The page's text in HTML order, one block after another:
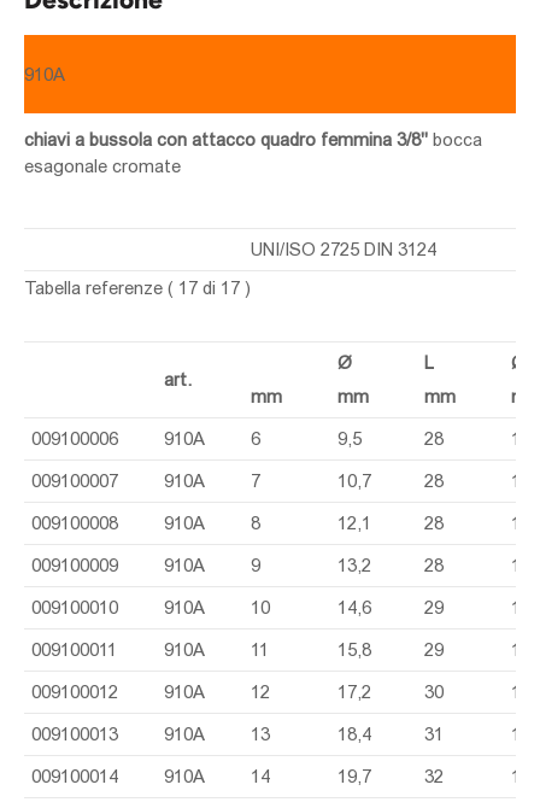
910A
chiavi a bussola con attacco quadro femmina 3/8" bocca
esagonale cromate
UNI/ISO 2725 DIN 3124
Tabella referenze ( 17 di 17 )
art.
mm
Ø
mm
L
mm
Ø1
009100006 910A 6 9,5 28
009100007 910A 7 10,7 28
009100008 910A 8 12,1 28
009100009 910A 9 13,2 28
009100010 910A 10 14,6 29
009100011 910A 11 15,8 29
009100012 910A 12 17,2 30
009100013 910A 13 18,4 31
009100014 910A 14 19,7 32